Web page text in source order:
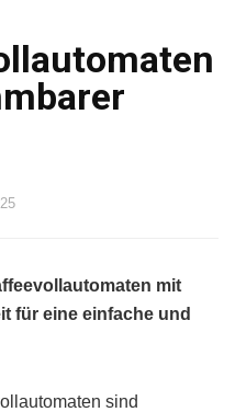
mit
für eine einfache und
sind